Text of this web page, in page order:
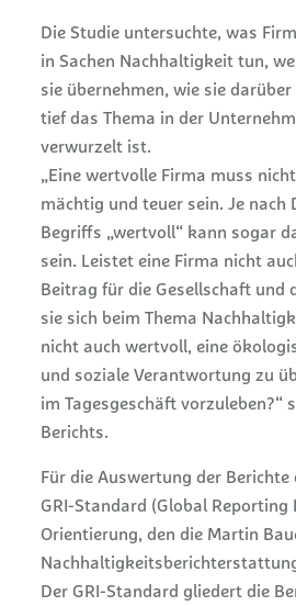
Die Studie untersuchte, was
in Sachen Nachhaltigkeit tun,
sie übernehmen, wie sie
tief das Thema in der
verwurzelt ist.
„Eine wertvolle Firma muss
mächtig und teuer sein. Je nach
Begriffs „wertvoll“ kann sogar
sein. Leistet eine Firma nicht
Beitrag für die Gesellschaft und
sie sich beim Thema
nicht auch wertvoll, eine
und soziale Verantwortung zu
im Tagesgeschäft vorzuleben?“
Berichts.
Für die Auswertung der
GRI-Standard (Global Reporting
Orientierung, den die Martin
Der GRI-Standard gliedert die